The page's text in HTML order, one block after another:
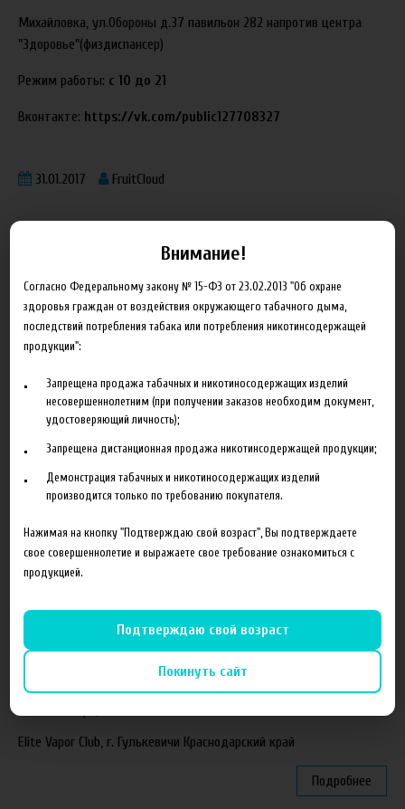
Михайловка, ул.Обороны д.37 павильон 282 напротив центра
"Здоровье"(физдиспансер)
Режим работы: с 10 до 21
Вконтакте: https://vk.com/public127708327
31.01.2017 FruitCloud
Блог
Новинка HeroesFarm
Ароматизаторы Xian Taima в наличии
Новая линейка жидкостей Time Travel Machine
Поступление ароматизаторов XianTaima
Новинка. Новые наборы в линейке Heroes Farm.
Партнеры
"ZEUS", г. Санкт-Петербург
VapeReserve, г. Ульяновск
Elite Vapor Club, г. Гулькевичи Краснодарский край
Подробнее
Внимание!
Согласно Федеральному закону № 15-ФЗ от 23.02.2013 "Об охране
здоровья граждан от воздействия окружающего табачного дыма,
последствий потребления табака или потребления никотинсодержащей
продукции":
Запрещена продажа табачных и никотиносодержащих изделий
несовершеннолетним (при получении заказов необходим документ,
удостоверяющий личность);
Запрещена дистанционная продажа никотинсодержащей продукции;
Демонстрация табачных и никотиносодержащих изделий
производится только по требованию покупателя.
Нажимая на кнопку "Подтверждаю свой возраст", Вы подтверждаете
свое совершеннолетие и выражаете свое требование ознакомиться с
продукцией.
Подтверждаю свой возраст
Покинуть сайт